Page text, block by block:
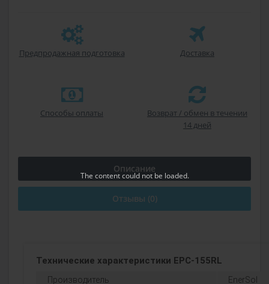
The contentcould not be loaded.
Предпродажная подготовка Доставка
Способы оплаты
Возврат / обмен в течении
14 дней
Описание
Отзывы (0)
Технические характеристики EPC-155RL
Производитель
EnerSol